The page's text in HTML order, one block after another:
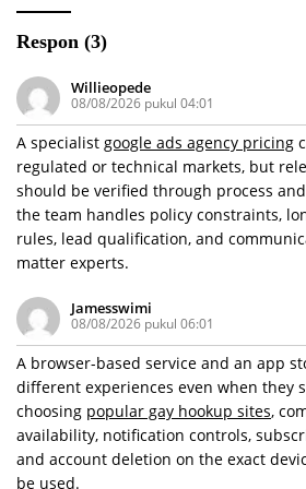
Respon (3)
Willieopede
08/08/2026 pukul 04:01
A specialist google ads agency pricing
regulated or technical markets, but
should be verified through process
the team handles policy constraints,
rules, lead qualification, and
matter experts.
Jamesswimi
08/08/2026 pukul 06:01
A browser-based service and an app
different experiences even when they
choosing popular gay hookup sites,
availability, notification controls,
and account deletion on the exact
be used.